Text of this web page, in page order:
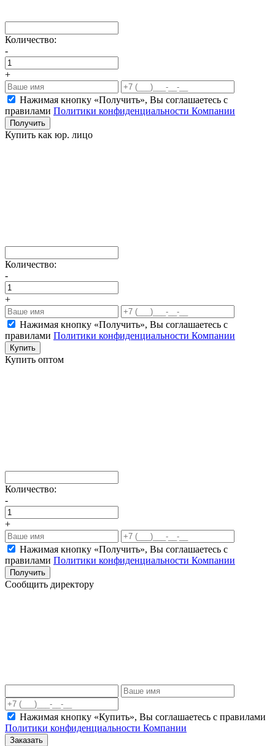
Количество:
-
+
Нажимая кнопку «Получить», Вы соглашаетесь c
правилами Политики конфиденциальности Компании
Получить
Купить как юр. лицо
Количество:
-
+
Нажимая кнопку «Получить», Вы соглашаетесь c
правилами Политики конфиденциальности Компании
Купить
Купить оптом
Количество:
-
+
Нажимая кнопку «Получить», Вы соглашаетесь c
правилами Политики конфиденциальности Компании
Получить
Сообщить директору
Нажимая кнопку «Купить», Вы соглашаетесь c правилами
Политики конфиденциальности Компании
Заказать